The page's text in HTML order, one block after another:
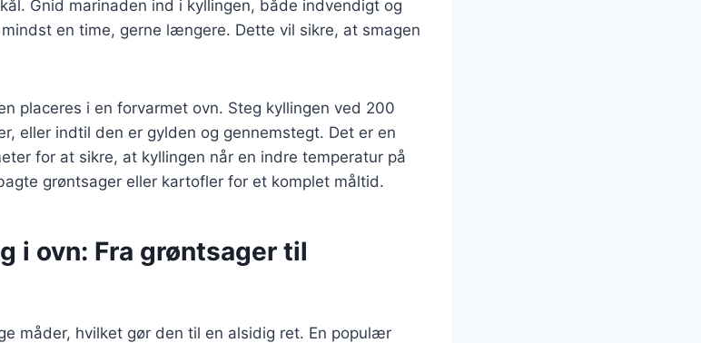
Gnid marinaden ind i kyllingen, både indvendigt og
en time, gerne længere. Dette vil sikre, at smagen
placeres i en forvarmet ovn. Steg kyllingen ved 200
eller indtil den er gylden og gennemstegt. Det er en
for at sikre, at kyllingen når en indre temperatur på
grøntsager eller kartofler for et komplet måltid.
i ovn: Fra grøntsager til
måder, hvilket gør den til en alsidig ret. En populær